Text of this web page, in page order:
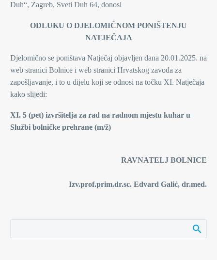
Duh“, Zagreb, Sveti Duh 64, donosi
ODLUKU O DJELOMIČNOM PONIŠTENJU
NATJEČAJA
Djelomično se poništava Natječaj objavljen dana 20.01.2025. na
web stranici Bolnice i web stranici Hrvatskog zavoda za
zapošljavanje, i to u dijelu koji se odnosi na točku XI. Natječaja
kako slijedi:
XI. 5 (pet) izvršitelja za rad na radnom mjestu kuhar u
Službi bolničke prehrane (m/ž)
RAVNATELJ BOLNICE
Izv.prof.prim.dr.sc. Edvard Galić, dr.med.